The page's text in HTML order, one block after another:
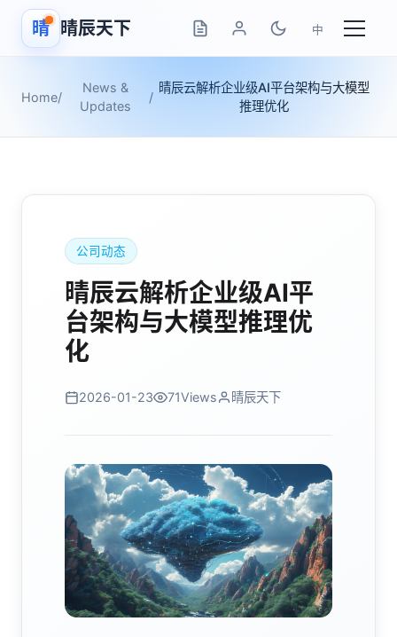
晴 晴辰天下 中
Home/
News &
Updates
/
晴辰云解析企业级AI平台架构与大模型
推理优化
公司动态
晴辰云解析企业级AI平
台架构与大模型推理优
化
2026-01-23 71Views 晴辰天下